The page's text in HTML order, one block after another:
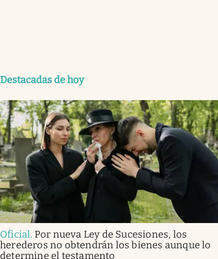
Destacadas de hoy
Oficial. Por nueva Ley de Sucesiones, los
herederos no obtendrán los bienes aunque lo
determine el testamento